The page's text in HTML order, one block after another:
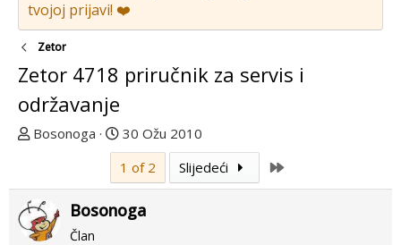
tvojoj prijavi! ❤️
Zetor
Zetor 4718 priručnik za servis i
održavanje
T
u
p
o
Bosonoga
D
a
t
u
m
30 Ožu 2010
1 of 2
Slijedeći
Bosonoga
Član